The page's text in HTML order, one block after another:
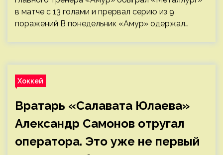
в матче с 13 голами и прервал серию из 9
поражений В понедельник «Амур» одержал…
Хоккей
Вратарь «Салавата Юлаева»
Александр Самонов отругал
оператора. Это уже не первый